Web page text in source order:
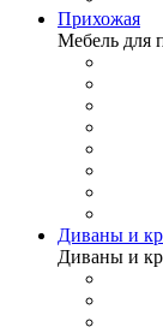
Прихожая
Мебель для
Диваны и
Диваны и